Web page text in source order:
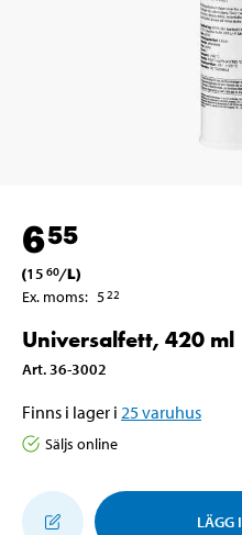
655
(15 60/L)
Ex. moms: 522
Universalfett, 420 ml
Art. 36-3002
Finns i lager i 25varuhus
Säljs online
LÄGG